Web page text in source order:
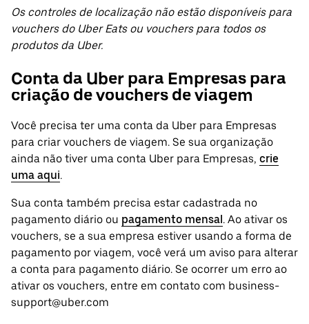
Os controles de localização não estão disponíveis para
vouchers do Uber Eats ou vouchers para todos os
produtos da Uber.
Conta da Uber para Empresas para
criação de vouchers de viagem
Você precisa ter uma conta da Uber para Empresas
para criar vouchers de viagem. Se sua organização
ainda não tiver uma conta Uber para Empresas, crie
uma aqui.
Sua conta também precisa estar cadastrada no
pagamento diário ou pagamento mensal. Ao ativar os
vouchers, se a sua empresa estiver usando a forma de
pagamento por viagem, você verá um aviso para alterar
a conta para pagamento diário. Se ocorrer um erro ao
ativar os vouchers, entre em contato com business-
support@uber.com